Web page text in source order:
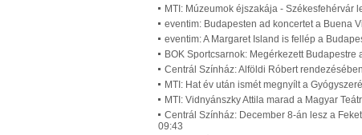
MTI: Múzeumok éjszakája - Székesfehérvár
eventim: Budapesten ad koncertet a Buena
eventim: A Margaret Island is fellép a
BOK Sportcsarnok: Megérkezett
Centrál Színház: Alföldi Róbert
MTI: Hat év után ismét megnyílt a
MTI: Vidnyánszky Attila marad a Magyar
Centrál Színház: December 8-án lesz a
09:43